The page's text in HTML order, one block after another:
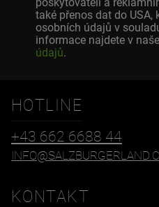
také přenos dat do USA,
osobních údajů v
informace najdete v
údajů.
HOTLINE
+43 662 6688 44
KONTAKT